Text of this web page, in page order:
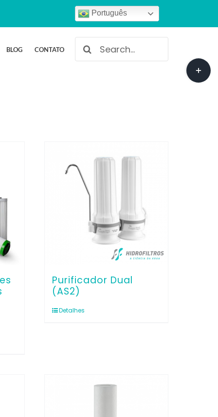
Português
BLOG CONTATO
Buscar
resultados
Purificador Dual
(AS2)
Detalhes
Toggle
Sliding